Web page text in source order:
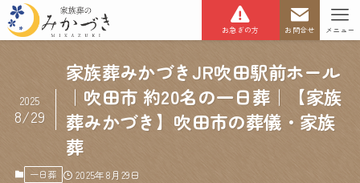
お急ぎの方 お問合せ メニュー
家族葬みかづきJR吹田駅前ホール
｜吹田市 約20名の一日葬｜【家族
葬みかづき】吹田市の葬儀・家族
葬
2025
8/29
一日葬 2025年8月29日